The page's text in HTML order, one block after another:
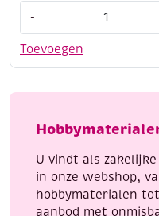
Toevoegen
-
to
kleurplaten
puppies,
penseel
U vindt als
in onze webshop,
hobbymaterialen
aanbod met